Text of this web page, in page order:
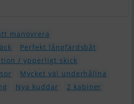
manövrera
Perfekt långfärdsbåt
/ ypperligt skick
Mycket väl underhållna
Nya kuddar
2 kabiner